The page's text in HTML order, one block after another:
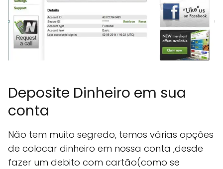
Deposite Dinheiro em sua
conta
Não tem muito segredo, temos várias opções
de colocar dinheiro em nossa conta ,desde
fazer um debito com cartão(como se